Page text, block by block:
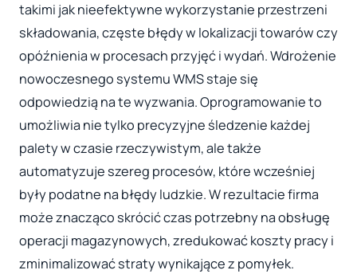
takimi jak nieefektywne wykorzystanie przestrzeni
składowania, częste błędy w lokalizacji towarów czy
opóźnienia w procesach przyjęć i wydań. Wdrożenie
nowoczesnego systemu WMS staje się
odpowiedzią na te wyzwania. Oprogramowanie to
umożliwia nie tylko precyzyjne śledzenie każdej
palety w czasie rzeczywistym, ale także
automatyzuje szereg procesów, które wcześniej
były podatne na błędy ludzkie. W rezultacie firma
może znacząco skrócić czas potrzebny na obsługę
operacji magazynowych, zredukować koszty pracy i
zminimalizować straty wynikające z pomyłek.